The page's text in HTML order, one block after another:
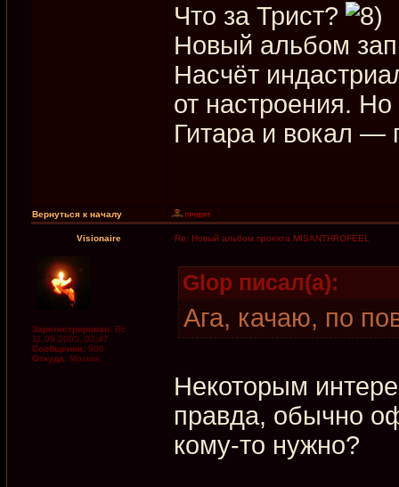
Что за Трист?
Новый альбом
Насчёт
от настроения.
Гитара и вокал
Вернуться к началу
Visionaire Re: Новый альбом проекта MISANTHROFEEL
Зарегистрирован: Вс
11.09.2005, 02:47
Сообщения: 906
Откуда: Москва
Glop писал(а):
Ага, качаю, по
Некоторым
правда, обычно
кому-то нужно?